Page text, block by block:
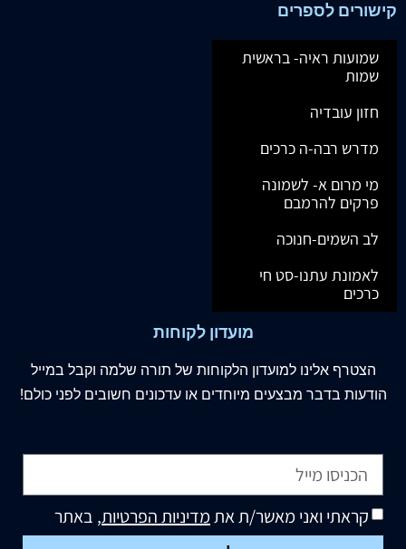
קישורים לספרים
שמועות ראיה- בראשית
שמות
חזון עובדיה
מדרש רבה-ה כרכים
מי מרום א- לשמונה
פרקים להרמבם
לב השמים-חנוכה
לאמונת עתנו-סט חי
כרכים
מועדון לקוחות
הצטרף אלינו למועדון הלקוחות של תורה שלמה וקבל במייל
הודעות בדבר מבצעים מיוחדים או עדכונים חשובים לפני כולם!
קראתי ואני מאשר/ת אתמדיניות הפרטיות, באתר